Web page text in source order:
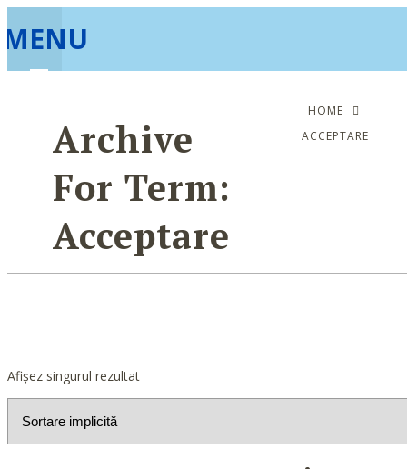
MENU
Archive
For Term:
Acceptare
HOME
ACCEPTARE
Afișez singurul rezultat